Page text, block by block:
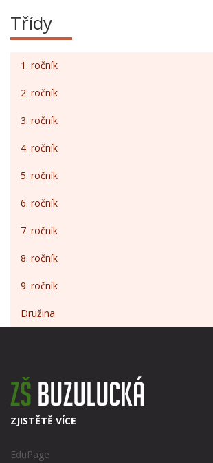
Třídy
1. ročník
2. ročník
3. ročník
4. ročník
5. ročník
6. ročník
7. ročník
8. ročník
9. ročník
Družina
ZJISTĚTĚ VÍCE
EduPage